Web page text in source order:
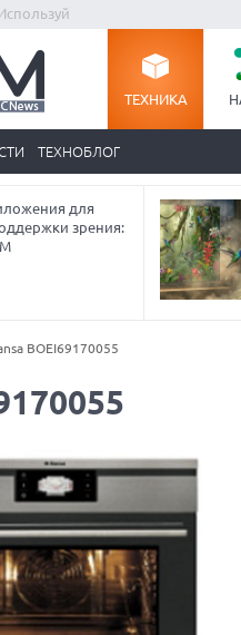
ТЕХНИКА
ТЕХНОБЛОГ
для
зрения:
BOEI69170055